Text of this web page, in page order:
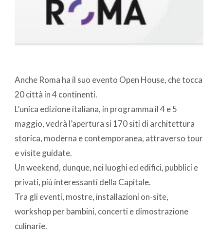
Anche Roma ha il suo evento Open House, che tocca
20 città in 4 continenti.
L’unica edizione italiana, in programma il 4 e 5
maggio, vedrà l’apertura si 170 siti di architettura
storica, moderna e contemporanea, attraverso tour
e visite guidate.
Un weekend, dunque, nei luoghi ed edifici, pubblici e
privati, più interessanti della Capitale.
Tra gli eventi, mostre, installazioni on-site,
workshop per bambini, concerti e dimostrazione
culinarie.